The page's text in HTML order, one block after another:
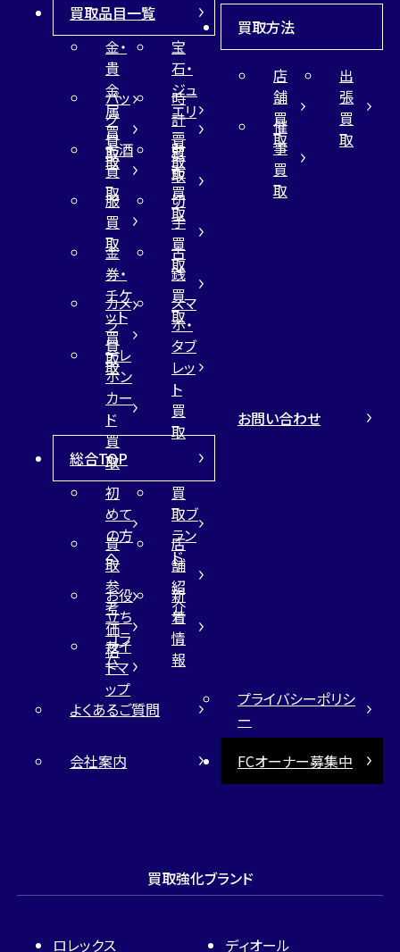
買取品目一覧
金・
貴
金
属
買
取
宝
石・
ジュ
エリ
ー
買
取
バッ
グ
買
取
時
計
買
取
お酒
買
取
財
布
買
取
服
買
取
切
手
買
取
金
券・
チケ
ット
買
取
古
銭
買
取
カメ
ラ
買
取
スマ
ホ・
タブ
レッ
ト
買
取
テレ
ホン
カー
ド
買
取
買取方法
店
舗
買
取
出
張
買
取
催
事
買
取
総合TOP
初
めて
の方
へ
買
取ブ
ラン
ド
買
取
参
考
価
格
店
舗
紹
介
お役
立ち
コラ
ム
新
着
情
報
サイ
トマ
ップ
お問い合わせ
よくあるご質問
プライバシーポリシ
ー
会社案内
FCオーナー募集中
買取強化ブランド
ロレックス ディオール